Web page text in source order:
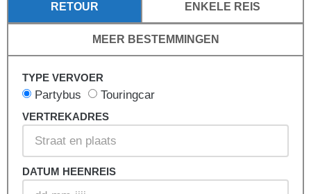
RETOUR ENKELE REIS
MEER BESTEMMINGEN
TYPE VERVOER
Partybus Touringcar
VERTREKADRES
DATUM HEENREIS